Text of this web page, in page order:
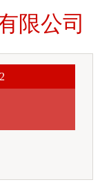
限公司